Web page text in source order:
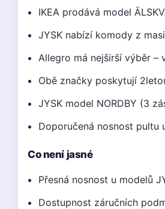
IKEA prodává model
JYSK nabízí komody z
Allegro má nejširší výběr –
Obě značky poskytují
JYSK model NORDBY (3
Doporučená nosnost pultu
Co není jasné
Přesná nosnost u modelů
Dostupnost záručních